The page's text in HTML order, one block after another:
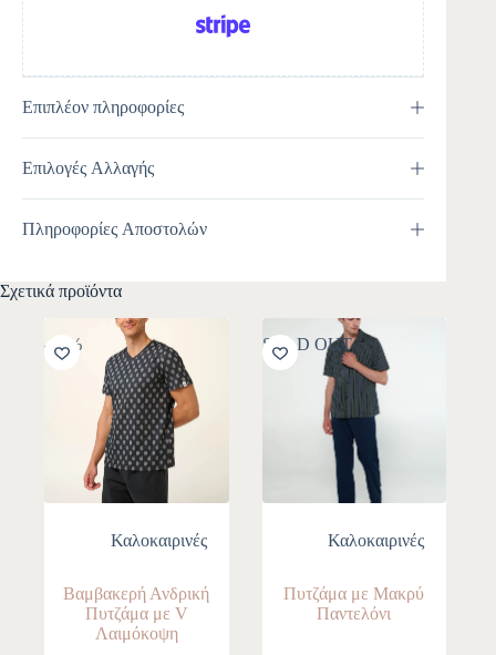
Επιπλέον πληροφορίες
Επιλογές Αλλαγής
Πληροφορίες Αποστολών
Σχετικά προϊόντα
-30%
Καλοκαιρινές
Βαμβακερή Ανδρική
Πυτζάμα με V
Λαιμόκοψη
SOLD OUT
Καλοκαιρινές
Πυτζάμα με Μακρύ
Παντελόνι